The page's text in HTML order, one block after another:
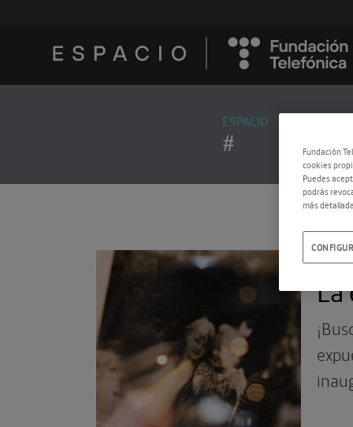
ESPACIO
#
La
Fundación
cookies
Puedes
podrás
más